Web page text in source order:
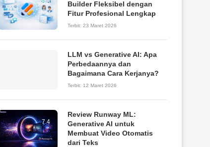
8.6
Builder Fleksibel dengan
Fitur Profesional Lengkap
Terbit: 23 Maret 2026
LLM vs Generative AI: Apa
Perbedaannya dan
Bagaimana Cara Kerjanya?
Terbit: 12 Maret 2026
7.4
Review Runway ML:
Generative AI untuk
Membuat Video Otomatis
dari Teks